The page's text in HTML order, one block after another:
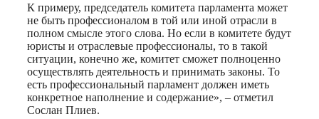
К примеру, председатель комитета парламента может
не быть профессионалом в той или иной отрасли в
полном смысле этого слова. Но если в комитете будут
юристы и отраслевые профессионалы, то в такой
ситуации, конечно же, комитет сможет полноценно
осуществлять деятельность и принимать законы. То
есть профессиональный парламент должен иметь
конкретное наполнение и содержание», – отметил
Сослан Плиев.